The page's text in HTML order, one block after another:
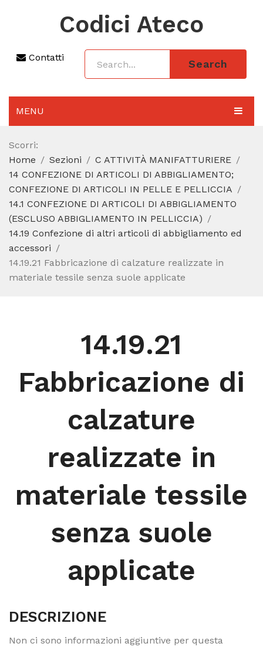
Codici Ateco
Contatti
Search
MENU
AGGIORNAMENTO 2025
SEZIONI
CODICE ATECO A COSA SERVE
CODICE FISCALE
Scorri:
Home
Sezioni
C ATTIVITÀ MANIFATTURIERE
14 CONFEZIONE DI ARTICOLI DI ABBIGLIAMENTO;
CONFEZIONE DI ARTICOLI IN PELLE E PELLICCIA
14.1 CONFEZIONE DI ARTICOLI DI ABBIGLIAMENTO
(ESCLUSO ABBIGLIAMENTO IN PELLICCIA)
14.19 Confezione di altri articoli di abbigliamento ed
accessori
14.19.21 Fabbricazione di calzature realizzate in
materiale tessile senza suole applicate
14.19.21
Fabbricazione di
calzature
realizzate in
materiale tessile
senza suole
applicate
DESCRIZIONE
Non ci sono informazioni aggiuntive per questa